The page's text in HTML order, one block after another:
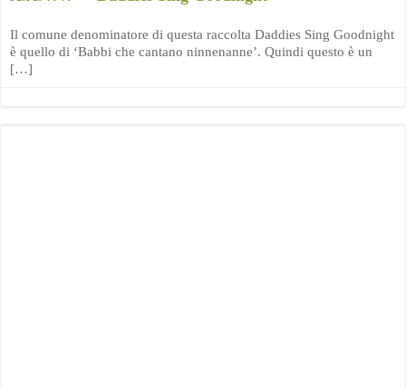
Il comune denominatore di questa raccolta Daddies Sing Goodnight
è quello di ‘Babbi che cantano ninnenanne’. Quindi questo è un
[…]